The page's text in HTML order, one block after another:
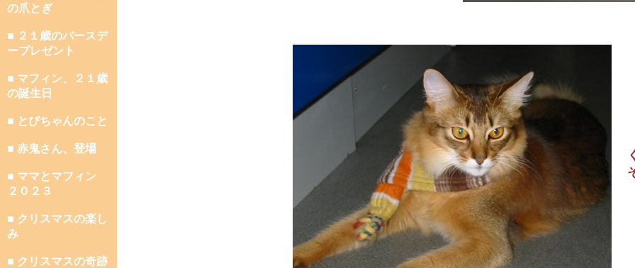
の爪とぎ
■ ２１歳のバースデ
ープレゼント
■ マフィン、２１歳
の誕生日
■ とびちゃんのこと
■ 赤鬼さん、登場
■ ママとマフィン
２０２３
■ クリスマスの楽し
み
■ クリスマスの奇跡